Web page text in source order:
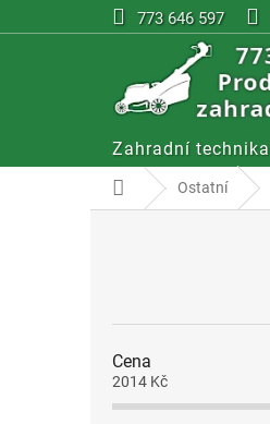
na
773 646 597
Zahradní technika
Domů Ostatní
Cena
2014 Kč